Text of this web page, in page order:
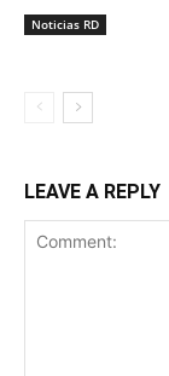
Noticias RD
LEAVE A REPLY